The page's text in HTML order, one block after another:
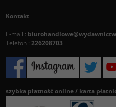
Kontakt
E-mail :
Telefon : 226208703
szybka płatność online / karta